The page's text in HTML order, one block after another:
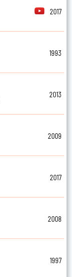
2017
1993
2013
2009
2017
2008
1997